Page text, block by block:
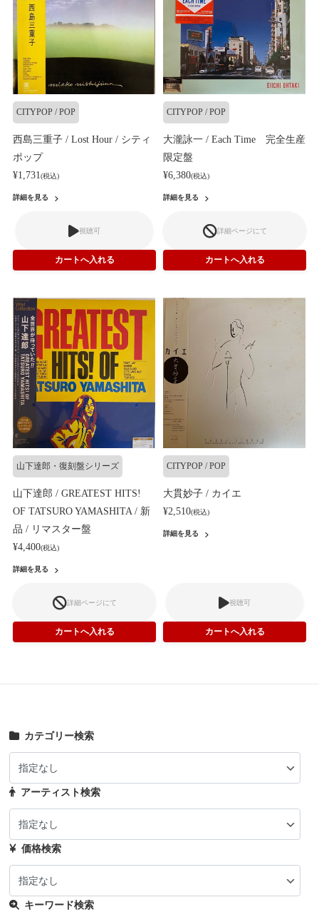
CITYPOP / POP
西島三重子 / Lost Hour / シティ
ポップ
¥1,731(税込)
詳細を見る
視聴可
CITYPOP / POP
大瀧詠一 / Each Time 完全生産
限定盤
¥6,380(税込)
詳細を見る
詳細ページにて
山下達郎・復刻盤シリーズ
山下達郎 / GREATEST HITS!
OF TATSURO YAMASHITA / 新
品 / リマスター盤
¥4,400(税込)
詳細を見る
詳細ページにて
CITYPOP / POP
大貫妙子 / カイエ
¥2,510(税込)
詳細を見る
視聴可
カテゴリー検索
アーティスト検索
価格検索
キーワード検索